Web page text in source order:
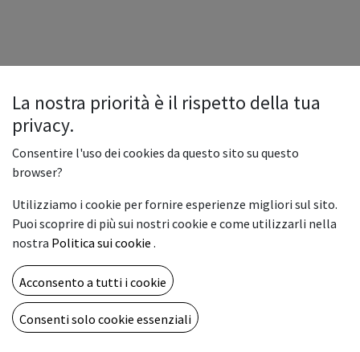
Copyright © Vemar sas
La nostra priorità è il rispetto della tua
privacy.
Consentire l'uso dei cookies da questo sito su questo
browser?
Utilizziamo i cookie per fornire esperienze migliori sul sito.
Puoi scoprire di più sui nostri cookie e come utilizzarli nella
nostra Politica sui cookie .
Acconsento a tutti i cookie
Consenti solo cookie essenziali